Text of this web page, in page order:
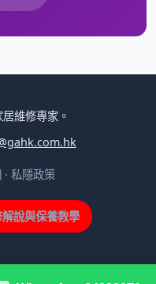
維修專家。
· 私隱政策
說與保養教學